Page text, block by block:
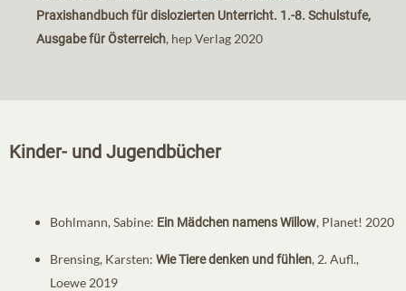
Praxishandbuch für dislozierten Unterricht. 1.-8. Schulstufe,
Ausgabe für Österreich, hep Verlag 2020
Kinder- und Jugendbücher
Bohlmann, Sabine: Ein Mädchen namens Willow, Planet! 2020
Brensing, Karsten: Wie Tiere denken und fühlen, 2. Aufl.,
Loewe 2019